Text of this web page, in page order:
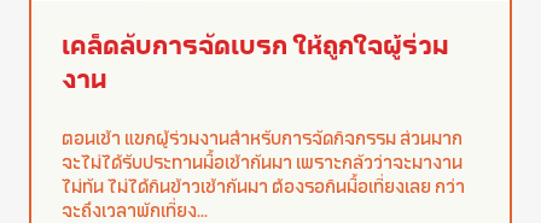
เคล็ดลับการจัดเบรก ให้ถูกใจผู้ร่วม
งาน
ตอนเช้า แขกผู้ร่วมงานสำหรับการจัดกิจกรรม ส่วนมาก
จะไม่ได้รับประทานมื้อเช้ากันมา เพราะกลัวว่าจะมางาน
ไม่ทัน ไม่ได้กินข้าวเช้ากันมา ต้องรอกินมื้อเที่ยงเลย กว่า
จะถึงเวลาพักเที่ยง...